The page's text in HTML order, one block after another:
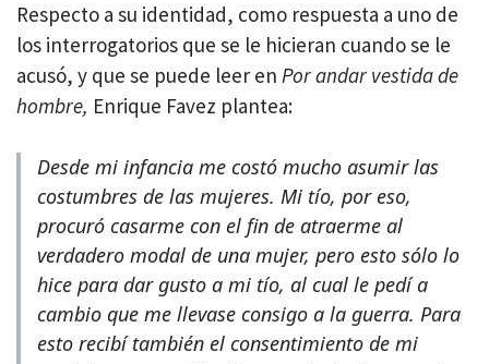
Respecto a su identidad, como respuesta a uno de
los interrogatorios que se le hicieran cuando se le
acusó, y que se puede leer en Por andar vestida de
hombre, Enrique Favez plantea:
Desde mi infancia me costó mucho asumir las
costumbres de las mujeres. Mi tío, por eso,
procuró casarme con el fin de atraerme al
verdadero modal de una mujer, pero esto sólo lo
hice para dar gusto a mi tío, al cual le pedí a
cambio que me llevase consigo a la guerra. Para
esto recibí también el consentimiento de mi